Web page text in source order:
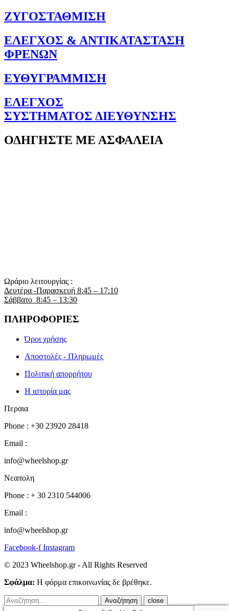
ΖΥΓΟΣΤΑΘΜΙΣΗ
ΕΛΕΓΧΟΣ & ΑΝΤΙΚΑΤΑΣΤΑΣΗ
ΦΡΕΝΩΝ
ΕΥΘΥΓΡΑΜΜΙΣΗ
ΕΛΕΓΧΟΣ
ΣΥΣΤΗΜΑΤΟΣ ΔΙΕΥΘΥΝΣΗΣ
ΟΔΗΓΗΣΤΕ ΜΕ ΑΣΦΑΛΕΙΑ
Ωράριο λειτουργίας :
Δευτέρα -Παρασκευή 8:45 – 17:10
Σάββατο 8:45 – 13:30
ΠΛΗΡΟΦΟΡΙΕΣ
Όροι χρήσης
Αποστολές - Πληρωμές
Πολιτική απορρήτου
Η ιστορία μας
Περαια
Phone : +30 23920 28418
Email :
info@wheelshop.gr
Νεαπολη
Phone : + 30 2310 544006
Email :
info@wheelshop.gr
Facebook-f Instagram
© 2023 Wheelshop.gr - All Rights Reserved
Σφάλμα: Η φόρμα επικοινωνίας δε βρέθηκε.
close